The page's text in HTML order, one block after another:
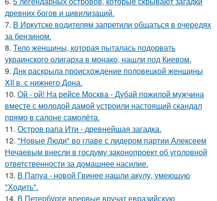
древних богов и цивилизаций.
7. В Иркутске водителям запретили общаться в очередях
за бензином.
8. Тело женщины, которая пыталась подорвать
украинского олигарха в монако, нашли под Киевом.
9. Днк раскрыла происхождение половецкой женщины
XII в. с нижнего Дона.
10. Ой - ой! На рейсе Москва - Дубай пожилой мужчина
вместе с молодой дамой устроили настоящий скандал
прямо в салоне самолёта.
11. Остров рапа Ити - древнейшая загадка.
12. "Новые Люди" во главе с лидером партии Алексеем
Нечаевым внесли в госдуму законопроект об уголовной
ответственности за домашнее насилие.
13. В Папуа - новой Гвинее нашли акулу, умеющую
"Ходить".
14. В Петербурге впервые вручат евразийскую